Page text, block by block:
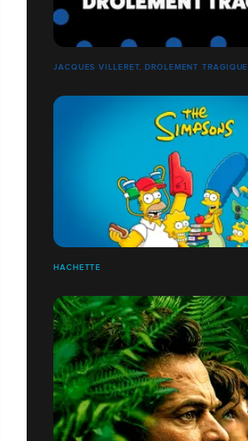
JACQUES VILLERET, DRÔLEMENT TRAGIQUE
HACHETTE